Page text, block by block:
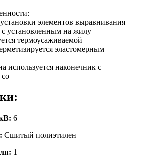
установки элементов выравнивания
с установленным на жилу
термоусаживаемой
эластомерным
используется наконечник с
6
Сшитый полиэтилен
1